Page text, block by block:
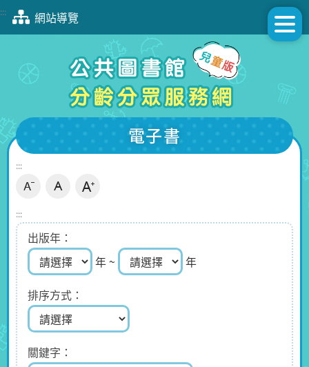
跳
塊
::: 網站導覽
電子書
:::
:::
出版年
年 ~
年
排序方式
關鍵字